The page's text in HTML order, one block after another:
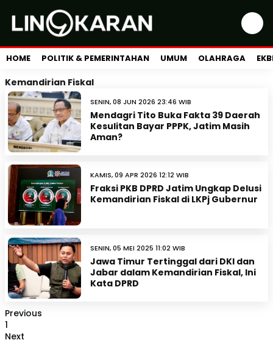
HOME POLITIK & PEMERINTAHAN UMUM OLAHRAGA
Kemandirian Fiskal
SENIN, 08 JUN 2026 23:46 WIB
Mendagri Tito Buka Fakta 39 Daerah
Kesulitan Bayar PPPK, Jatim Masih
Aman?
KAMIS, 09 APR 2026 12:12 WIB
Fraksi PKB DPRD Jatim Ungkap Delusi
Kemandirian Fiskal di LKPj Gubernur
SENIN, 05 MEI 2025 11:02 WIB
Jawa Timur Tertinggal dari DKI dan
Jabar dalam Kemandirian Fiskal, Ini
Kata DPRD
Previous
1
Next